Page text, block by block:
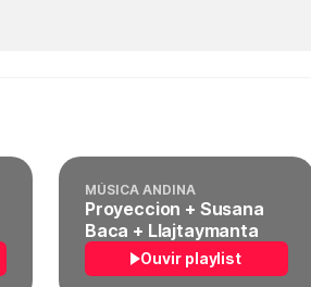
MÚSICA ANDINA
Proyeccion + Susana
Baca + Llajtaymanta
Ouvir playlist